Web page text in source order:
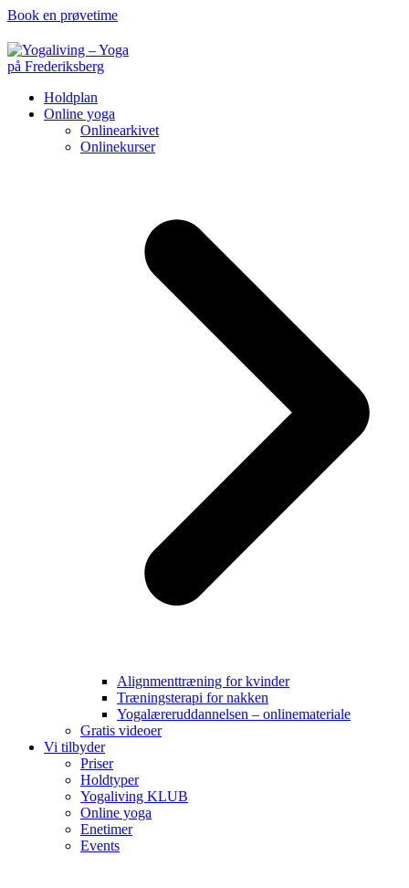
Book en prøvetime
Holdplan
Online yoga
Onlinearkivet
Onlinekurser
Alignmenttræning for kvinder
Træningsterapi for nakken
Yogalæreruddannelsen – onlinemateriale
Gratis videoer
Vi tilbyder
Priser
Holdtyper
Yogaliving KLUB
Online yoga
Enetimer
Events